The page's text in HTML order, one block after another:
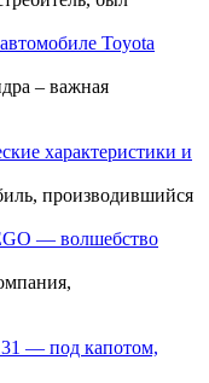
Toyota
– важная
характеристики и
производившийся
— волшебство
— под капотом,